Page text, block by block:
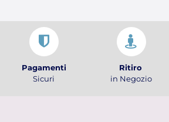
Pagamenti
Sicuri
Ritiro
in Negozio